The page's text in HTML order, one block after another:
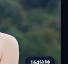
164分钟